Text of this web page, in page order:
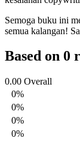
Semoga buku ini
semua kalangan!
Based on 0
0.00 Overall
0%
0%
0%
0%